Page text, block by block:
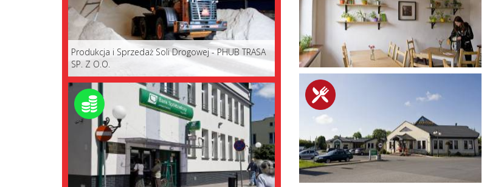
Produkcja i Sprzedaż Soli Drogowej - PHUB TRASA
SP. Z O.O.